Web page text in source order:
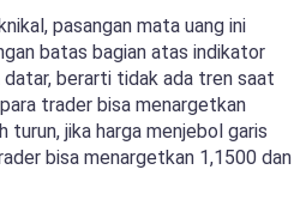
pasangan mata uang ini
batas bagian atas indikator
datar, berarti tidak ada tren saat
trader bisa menargetkan
turun, jika harga menjebol garis
bisa menargetkan 1,1500 dan